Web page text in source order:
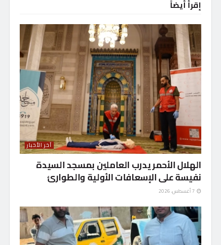
إقرأ أيضاً
آخر الأخبار
الهلال الأحمر يدرب العاملين بمسجد السيدة
نفيسة على الإسعافات الأولية والطوارئ